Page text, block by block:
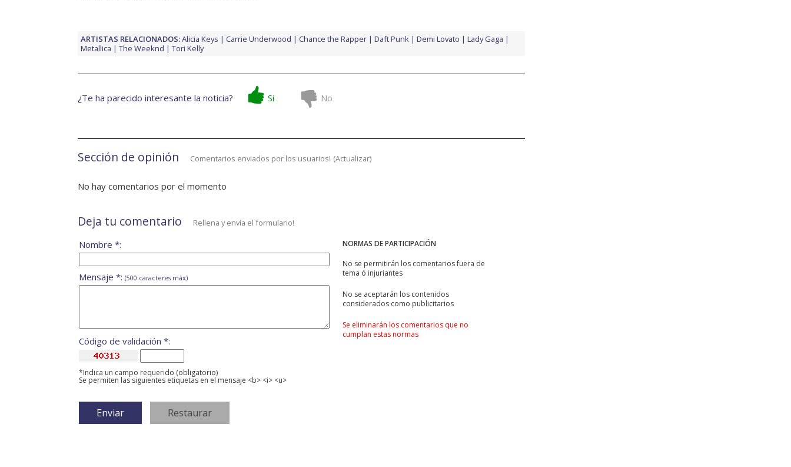
ARTISTAS RELACIONADOS:Alicia Keys Carrie Underwood Chance the Rapper Daft Punk Demi Lovato
Lady Gaga
Metallica
The Weeknd Tori Kelly
¿Te ha parecido interesante la noticia? Si No
Sección de opinión Comentarios enviados por los usuarios! (Actualizar)
No hay comentarios por el momento
Deja tu comentario Rellena y envía el formulario!
NORMAS DE PARTICIPACIÓN
No se permitirán los comentarios fuera de
tema ó injuriantes
No se aceptarán los contenidos
considerados como publicitarios
Se eliminarán los comentarios que no
cumplan estas normas
Nombre *:
Mensaje *: (500 caracteres máx)
Código de validación *:
*Indica un campo requerido (obligatorio)
Se permiten las siguientes etiquetas en el mensaje <b> <i> <u>